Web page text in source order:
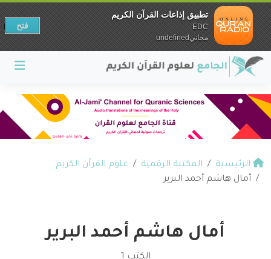
الرئيسية المكتبة الرقمية
علوم القرآن الكريم
أمال هاشم أحمد البرير
أمال هاشم أحمد البرير
تطبيق إذاعات القرآن الكريم
EDC
مجانيundefined
فتح